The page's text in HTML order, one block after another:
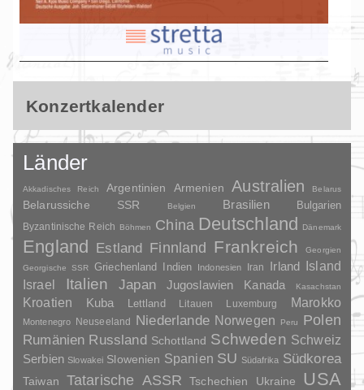
Konzertkalender
Länder
Akkadisches Reich Argentinien Armenien Australien Belarus
Belarussiche SSR Belgien Brasilien Bulgarien
Byzantinische Reich Böhmen China Deutschland Dänemark
England Estland Finnland Frankreich
Georgien
Georgische SSR
Griechenland Indien Indonesien Iran Irland
Island
Israel
Italien Japan Jugoslawien Kanada Kasachstan
Kroatien Kuba Lettland Litauen Luxemburg Marokko
Montenegro Neuseeland Niederlande Norwegen Peru
Polen
Rumänien Russland Schottland Schweden Schweiz
Serbien Slowakei Slowenien Spanien SU Südafrika Südkorea
Taiwan Tatarische ASSR Tschechien Ukraine USA